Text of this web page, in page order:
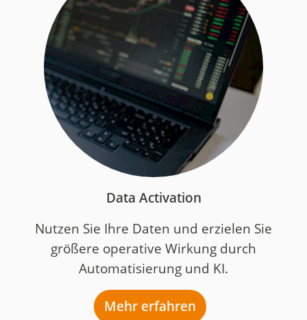
Data Activation
Nutzen Sie Ihre Daten und erzielen Sie
größere operative Wirkung durch
Automatisierung und KI.
Mehr erfahren